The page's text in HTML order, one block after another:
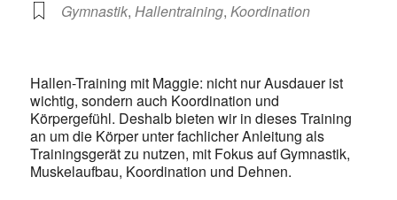
Gymnastik, Hallentraining, Koordination
Hallen-Training mit Maggie: nicht nur Ausdauer ist
wichtig, sondern auch Koordination und
Körpergefühl. Deshalb bieten wir in dieses Training
an um die Körper unter fachlicher Anleitung als
Trainingsgerät zu nutzen, mit Fokus auf Gymnastik,
Muskelaufbau, Koordination und Dehnen.